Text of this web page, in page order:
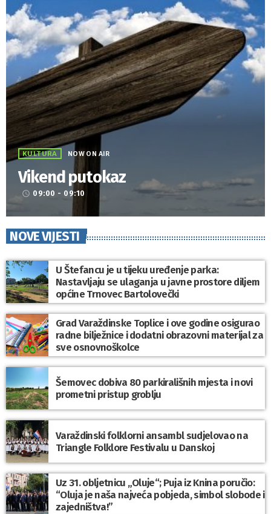
KULTURA NOW ON AIR
Vikend putokaz
access_time 09:00 - 09:10
NOVE VIJESTI
U Štefancu je u tijeku uređenje parka:
Nastavljaju se ulaganja u javne prostore diljem
općine Trnovec Bartolovečki
Grad Varaždinske Toplice i ove godine osigurao
radne bilježnice i dodatni obrazovni materijal za
sve osnovnoškolce
Šemovec dobiva 80 parkirališnih mjesta i novi
prometni pristup groblju
Varaždinski folklorni ansambl sudjelovao na
Triangle Folklore Festivalu u Danskoj
Uz 31. obljetnicu „Oluje“; Puja iz Knina poručio:
“Oluja je naša najveća pobjeda, simbol slobode i
zajedništva!”